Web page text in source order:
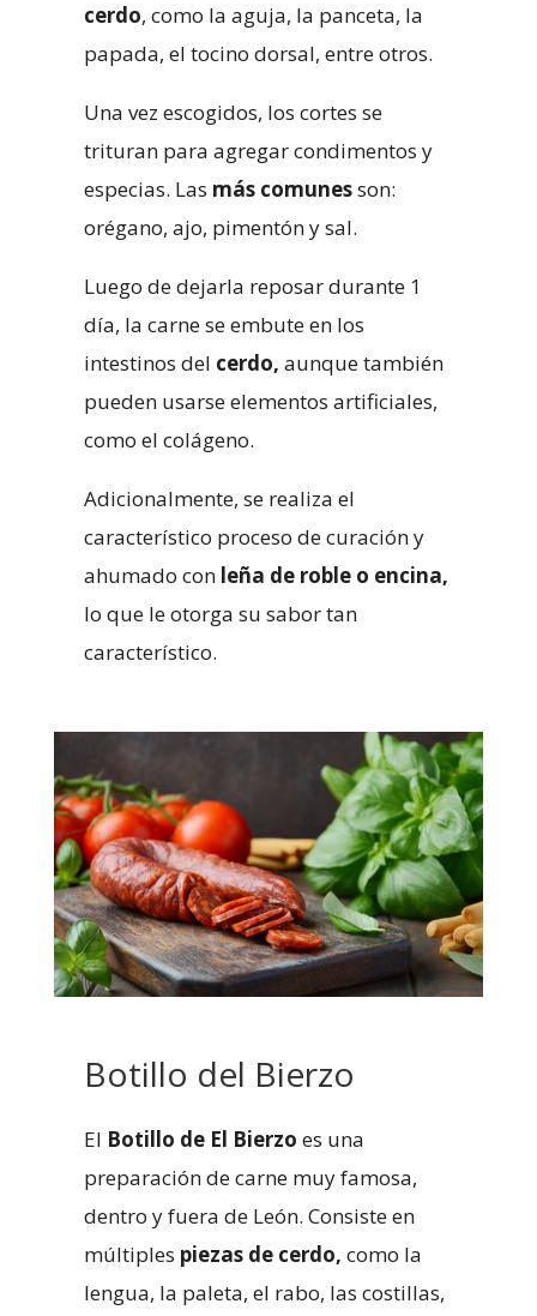
cerdo, como la aguja, la panceta, la
papada, el tocino dorsal, entre otros.
Una vez escogidos, los cortes se
trituran para agregar condimentos y
especias. Las más comunesson:
orégano, ajo, pimentón y sal.
Luego de dejarla reposar durante 1
día, la carne se embute en los
intestinos del cerdo, aunque también
pueden usarse elementos artificiales,
como el colágeno.
Adicionalmente, se realiza el
característico proceso de curación y
ahumado con leña de roble o encina,
lo que le otorga su sabor tan
característico.
Botillo del Bierzo
El Botillo de El Bierzo es una
preparación de carne muy famosa,
dentro y fuera de León. Consiste en
múltiples piezas de cerdo, como la
lengua, la paleta, el rabo, las costillas,